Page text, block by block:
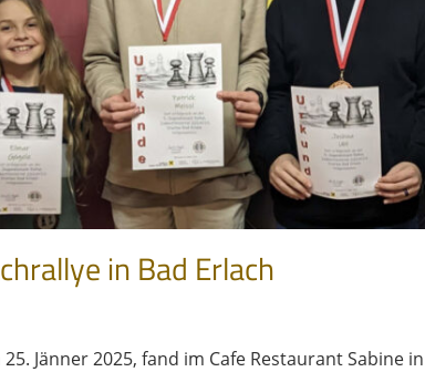
in Bad Erlach
Jänner 2025, fand im Cafe Restaurant Sabine